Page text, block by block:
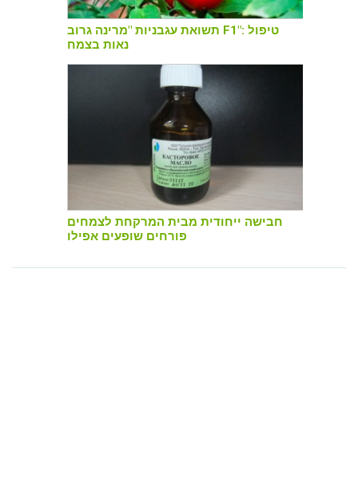
תשואת עגבניות "מרינה גרוב F1": טיפול
נאות בצמח
חבישה ייחודית מבית המרקחת לצמחים
פורחים שופעים אפילו